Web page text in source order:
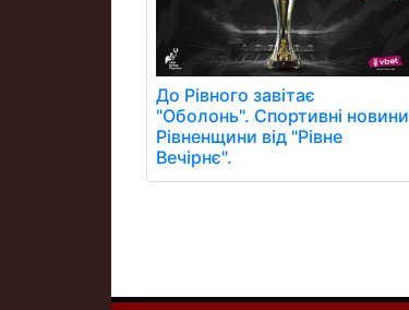
До Рівного завітає
"Оболонь". Спортивні новини
Рівненщини від "Рівне
Вечірнє".